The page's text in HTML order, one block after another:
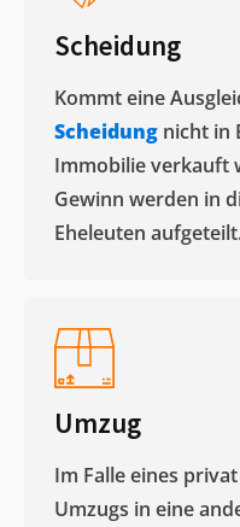
Scheidung
Kommt eine
Scheidung nicht in
Immobilie verkauft
Gewinn werden in
Eheleuten
Umzug
Im Falle eines
Umzugs in eine